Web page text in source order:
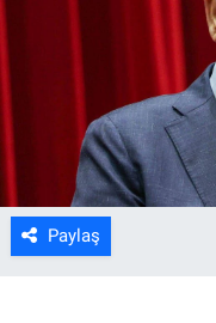
Paylaş